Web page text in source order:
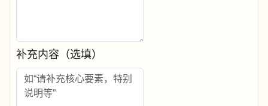
补充内容（选填）